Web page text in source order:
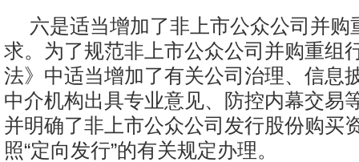
六是适当增加了非上市公众公司并购
求。为了规范非上市公众公司并购重组
法》中适当增加了有关公司治理、信息
中介机构出具专业意见、防控内幕交易
并明确了非上市公众公司发行股份购买
照“定向发行”的有关规定办理。